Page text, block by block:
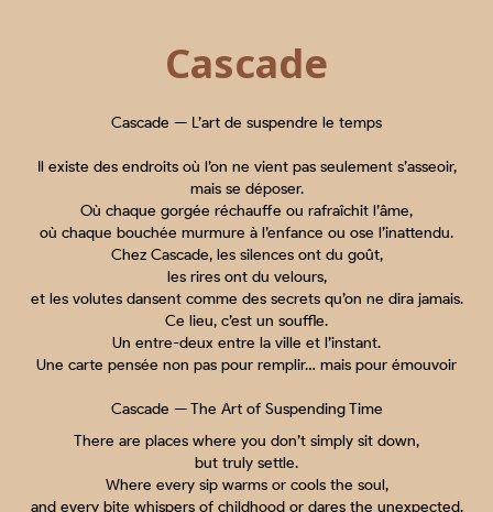
Cascade
Cascade — L’art de suspendre le temps
Il existe des endroits où l’on ne vient pas seulement s’asseoir,
mais se déposer.
Où chaque gorgée réchauffe ou rafraîchit l’âme,
où chaque bouchée murmure à l’enfance ou ose l’inattendu.
Chez Cascade, les silences ont du goût,
les rires ont du velours,
et les volutes dansent comme des secrets qu’on ne dira jamais.
Ce lieu, c’est un souffle.
Un entre-deux entre la ville et l’instant.
Une carte pensée non pas pour remplir… mais pour émouvoir
Cascade — The Art of Suspending Time
There are places where you don’t simply sit down,
but truly settle.
Where every sip warms or cools the soul,
and every bite whispers of childhood or dares the unexpected.